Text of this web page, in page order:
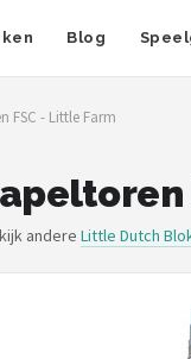
Blog
FSC - Little Farm
andere Little Dutch